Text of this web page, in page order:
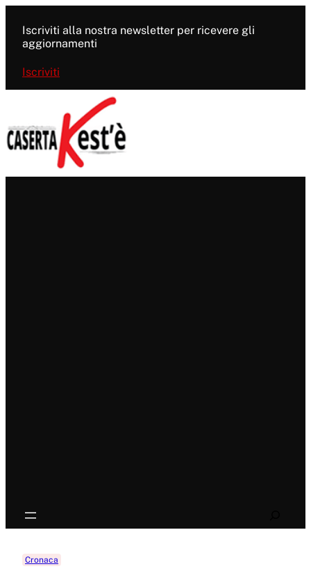
contenuto
Iscriviti alla nostra newsletter per ricevere gli
aggiornamenti
Iscriviti
Cronaca